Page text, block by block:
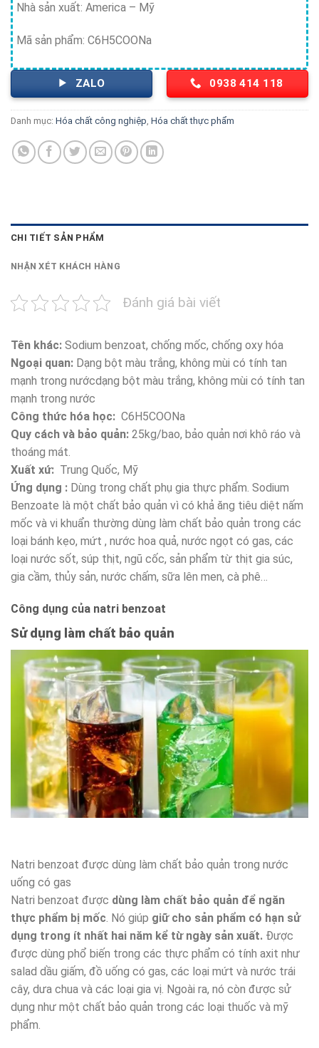
Nhà sản xuất: America – Mỹ
Mã sản phẩm: C6H5COONa
ZALO 0938 414 118
Danh mục: Hóa chất công nghiệp Hóa chất thực phẩm
CHI TIẾT SẢN PHẨM
NHẬN XÉT KHÁCH HÀNG
Đánh giá bài viết
Tên khác: Sodium benzoat, chống mốc, chống oxy hóa
Ngoại quan: Dạng bột màu trắng, không mùi có tính tan
mạnh trong nướcdạng bột màu trắng, không mùi có tính tan
mạnh trong nước
Công thức hóa học: C6H5COONa
Quy cách và bảo quản: 25kg/bao, bảo quản nơi khô ráo và
thoáng mát.
Xuất xứ: Trung Quốc, Mỹ
Ứng dụng : Dùng trong chất phụ gia thực phẩm. Sodium
Benzoate là một chất bảo quản vì có khả ăng tiêu diệt nấm
mốc và vi khuẩn thường dùng làm chất bảo quản trong các
loại bánh kẹo, mứt , nước hoa quả, nước ngọt có gas, các
loại nước sốt, súp thịt, ngũ cốc, sản phẩm từ thịt gia súc,
gia cầm, thủy sản, nước chấm, sữa lên men, cà phê…
Công dụng của natri benzoat
Sử dụng làm chất bảo quản
Natri benzoat được dùng làm chất bảo quản trong nước
uống có gas
Natri benzoat được dùng làm chất bảo quản để ngăn
thực phẩm bị mốc . Nó giúp giữ cho sản phẩm có hạn sử
dụng trong ít nhất hai năm kể từ ngày sản xuất. Được
được dùng phổ biến trong các thực phẩm có tính axit như
salad dầu giấm, đồ uống có gas, các loại mứt và nước trái
cây, dưa chua và các loại gia vị. Ngoài ra, nó còn được sử
dụng như một chất bảo quản trong các loại thuốc và mỹ
phẩm.